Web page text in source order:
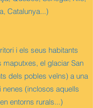
Catalunya...)
i els seus habitants
maputxes, el glaciar San
dels pobles veïns) a una
(inclosos aquells
entorns rurals...)